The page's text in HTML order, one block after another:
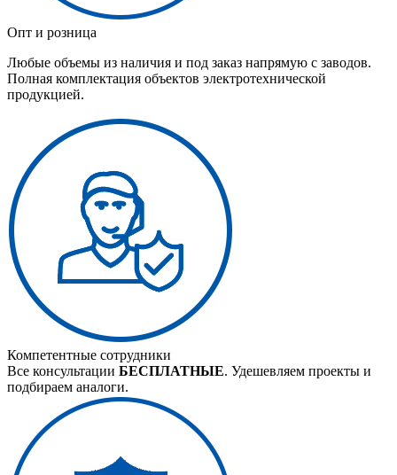
Опт и розница
Любые объемы из наличия и под заказ напрямую с заводов.
Полная комплектация объектов электротехнической
продукцией.
Компетентные сотрудники
Все консультации БЕСПЛАТНЫЕ. Удешевляем проекты и
подбираем аналоги.